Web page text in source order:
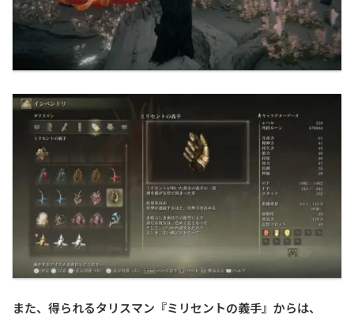
また、得られるタリスマン『ミリセントの義手』からは、